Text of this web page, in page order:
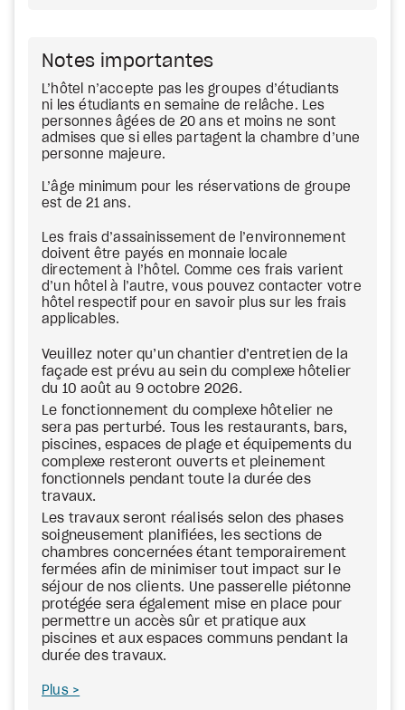
Notes importantes
L’hôtel n’accepte pas les groupes d’étudiants
ni les étudiants en semaine de relâche. Les
personnes âgées de 20 ans et moins ne sont
admises que si elles partagent la chambre d’une
personne majeure.
L’âge minimum pour les réservations de groupe
est de 21 ans.
Les frais d’assainissement de l’environnement
doivent être payés en monnaie locale
directement à l’hôtel. Comme ces frais varient
d’un hôtel à l’autre, vous pouvez contacter votre
hôtel respectif pour en savoir plus sur les frais
applicables.
Veuillez noter qu’un chantier d’entretien de la
façade est prévu au sein du complexe hôtelier
du 10 août au 9 octobre 2026.
Le fonctionnement du complexe hôtelier ne
sera pas perturbé. Tous les restaurants, bars,
piscines, espaces de plage et équipements du
complexe resteront ouverts et pleinement
fonctionnels pendant toute la durée des
travaux.
Les travaux seront réalisés selon des phases
soigneusement planifiées, les sections de
chambres concernées étant temporairement
fermées afin de minimiser tout impact sur le
séjour de nos clients. Une passerelle piétonne
protégée sera également mise en place pour
permettre un accès sûr et pratique aux
piscines et aux espaces communs pendant la
durée des travaux.
Plus